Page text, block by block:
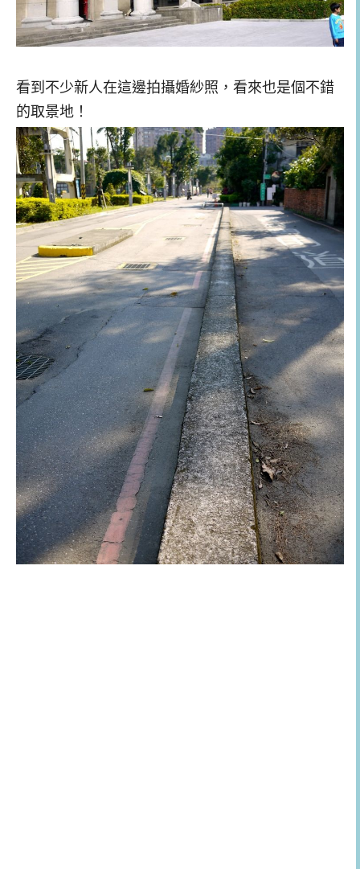
看到不少新人在這邊拍攝婚紗照，看來也是個不錯
的取景地！